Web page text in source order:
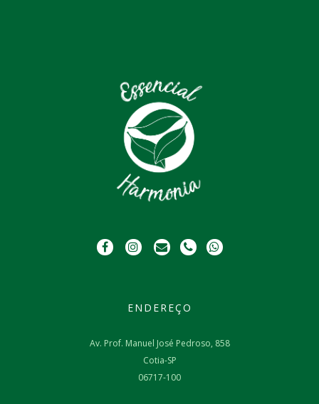
ENDEREÇO
Av. Prof. Manuel José Pedroso, 858
Cotia-SP
06717-100